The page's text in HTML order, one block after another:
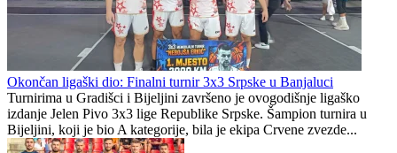
Slavija čeka Banjalučane
Republika Srpska
1 0